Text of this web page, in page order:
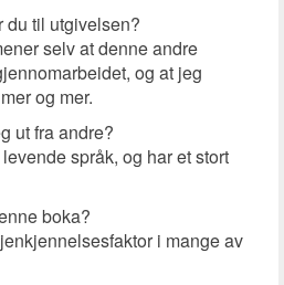
du til utgivelsen?
selv at denne andre
og at jeg
og mer.
ut fra andre?
språk, og har et stort
boka?
i mange av